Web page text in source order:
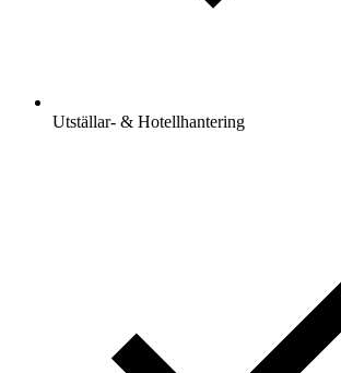
Utställar- & Hotellhantering